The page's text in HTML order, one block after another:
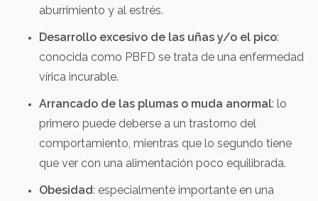
aburrimiento y al estrés.
Desarrollo excesivo de las uñas y/o el pico:
conocida como PBFD se trata de una enfermedad
vírica incurable.
Arrancado de las plumas o muda anormal: lo
primero puede deberse a un trastorno del
comportamiento, mientras que lo segundo tiene
que ver con una alimentación poco equilibrada.
Obesidad: especialmente importante en una